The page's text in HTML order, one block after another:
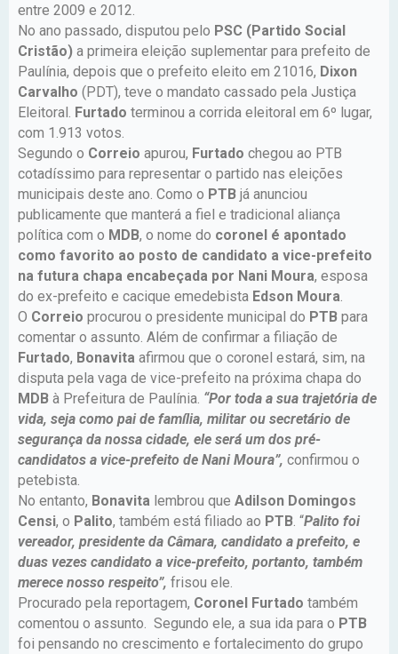
entre 2009 e 2012.
No ano passado, disputou pelo PSC (Partido Social
Cristão) a primeira eleição suplementar para prefeito de
Paulínia, depois que o prefeito eleito em 21016, Dixon
Carvalho (PDT), teve o mandato cassado pela Justiça
Eleitoral. Furtado terminou a corrida eleitoral em 6º lugar,
com 1.913 votos.
Segundo o Correio apurou, Furtado chegou ao PTB
cotadíssimo para representar o partido nas eleições
municipais deste ano. Como o PTB já anunciou
publicamente que manterá a fiel e tradicional aliança
política com o MDB, o nome do coronel é apontado
como favorito ao posto de candidato a vice-prefeito
na futura chapa encabeçada por Nani Moura, esposa
do ex-prefeito e cacique emedebista Edson Moura.
O Correio procurou o presidente municipal do PTB para
comentar o assunto. Além de confirmar a filiação de
Furtado, Bonavita afirmou que o coronel estará, sim, na
disputa pela vaga de vice-prefeito na próxima chapa do
MDB à Prefeitura de Paulínia. “Por toda a sua trajetória de
vida, seja como pai de família, militar ou secretário de
segurança da nossa cidade, ele será um dos pré-
candidatos a vice-prefeito de Nani Moura”, confirmou o
petebista.
No entanto, Bonavita lembrou que Adilson Domingos
Censi, o Palito, também está filiado ao PTB. “Palito foi
vereador, presidente da Câmara, candidato a prefeito, e
duas vezes candidato a vice-prefeito, portanto, também
merece nosso respeito”, frisou ele.
Procurado pela reportagem, Coronel Furtado também
comentou o assunto. Segundo ele, a sua ida para o PTB
foi pensando no crescimento e fortalecimento do grupo